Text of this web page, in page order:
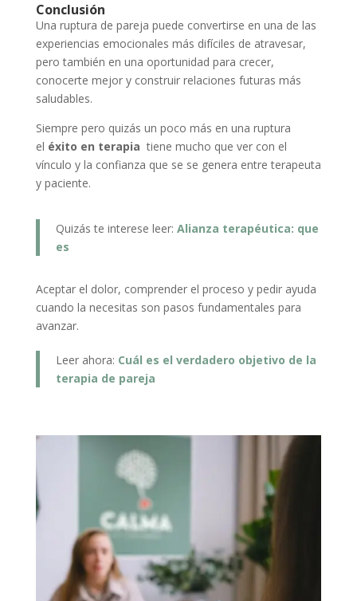
Conclusión
Una ruptura de pareja puede convertirse en una de las
experiencias emocionales más difíciles de atravesar,
pero también en una oportunidad para crecer,
conocerte mejor y construir relaciones futuras más
saludables.
Siempre pero quizás un poco más en una ruptura
el éxito en terapia tiene mucho que ver con el
vínculo y la confianza que se se genera entre terapeuta
y paciente.
Quizás te interese leer: Alianza terapéutica: que
es
Aceptar el dolor, comprender el proceso y pedir ayuda
cuando la necesitas son pasos fundamentales para
avanzar.
Leer ahora: Cuál es el verdadero objetivo de la
terapia de pareja